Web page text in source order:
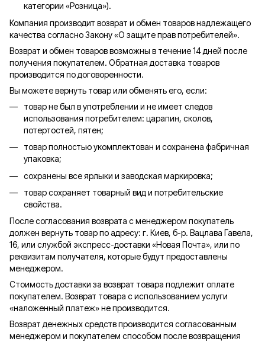
категории «Розница»).
Компания производит возврат и обмен товаров надлежащего
качества согласно Закону «О защите прав потребителей».
Возврат и обмен товаров возможны в течение 14 дней после
получения покупателем. Обратная доставка товаров
производится по договоренности.
Вы можете вернуть товар или обменять его, если:
товар не был в употреблении и не имеет следов
использования потребителем: царапин, сколов,
потертостей, пятен;
товар полностью укомплектован и сохранена фабричная
упаковка;
сохранены все ярлыки и заводская маркировка;
товар сохраняет товарный вид и потребительские
свойства.
После согласования возврата с менеджером покупатель
должен вернуть товар по адресу: г. Киев, б-р. Вацлава Гавела,
16, или службой экспресс-доставки «Новая Почта», или по
реквизитам получателя, которые будут предоставлены
менеджером.
Стоимость доставки за возврат товара подлежит оплате
покупателем. Возврат товара с использованием услуги
«наложенный платеж» не производится.
Возврат денежных средств производится согласованным
менеджером и покупателем способом после возвращения